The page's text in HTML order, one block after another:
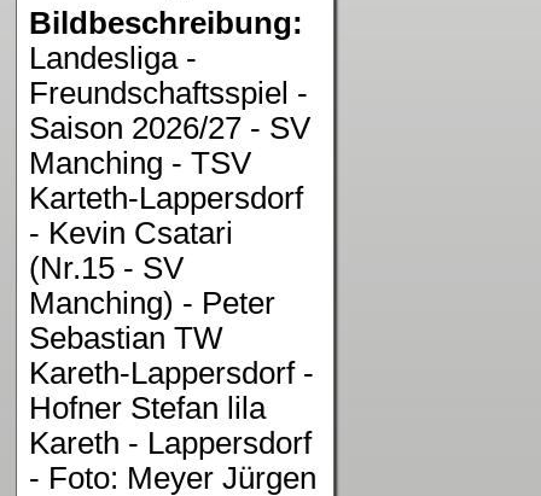
Bildbeschreibung:
Landesliga -
Freundschaftsspiel -
Saison 2026/27 - SV
Manching - TSV
Karteth-Lappersdorf
- Kevin Csatari
(Nr.15 - SV
Manching) - Peter
Sebastian TW
Kareth-Lappersdorf -
Hofner Stefan lila
Kareth - Lappersdorf
- Foto: Meyer Jürgen